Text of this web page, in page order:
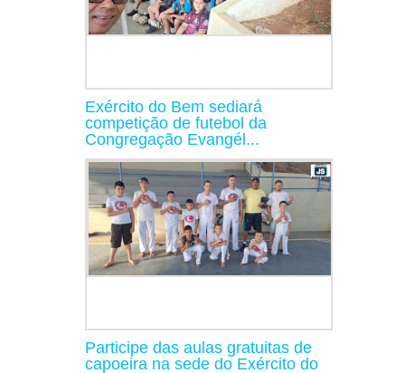
Exército do Bem sediará
competição de futebol da
Congregação Evangél...
Participe das aulas gratuitas de
capoeira na sede do Exército do